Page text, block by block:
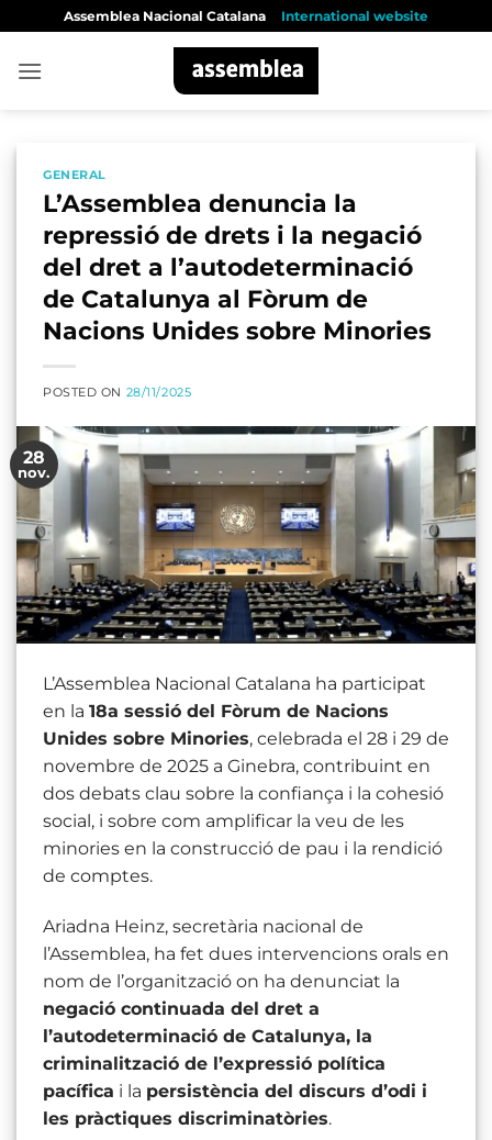
content
Assemblea Nacional Catalana International website
GENERAL
L’Assemblea denuncia la
repressió de drets i la negació
del dret a l’autodeterminació
de Catalunya al Fòrum de
Nacions Unides sobre Minories
POSTED ON 28/11/2025
28
nov.
L’Assemblea Nacional Catalana ha participat
en la 18a sessió del Fòrum de Nacions
Unides sobre Minories, celebrada el 28 i 29 de
novembre de 2025 a Ginebra, contribuint en
dos debats clau sobre la confiança i la cohesió
social, i sobre com amplificar la veu de les
minories en la construcció de pau i la rendició
de comptes.
Ariadna Heinz, secretària nacional de
l’Assemblea, ha fet dues intervencions orals en
nom de l’organització on ha denunciat la
negació continuada del dret a
l’autodeterminació de Catalunya, la
criminalització de l’expressió política
pacífica i la persistència del discurs d’odi i
les pràctiques discriminatòries.